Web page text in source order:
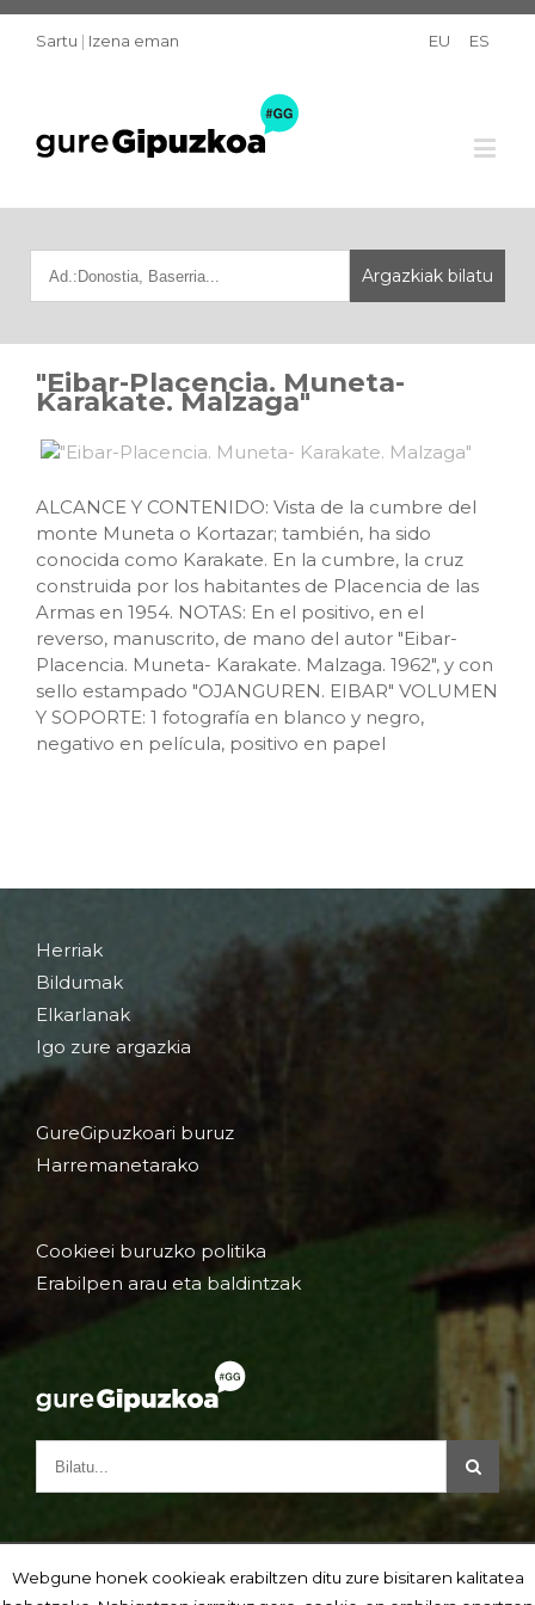
Sartu | Izena eman EU ES
"Eibar-Placencia. Muneta-
Karakate. Malzaga"
ALCANCE Y CONTENIDO: Vista de la cumbre del
monte Muneta o Kortazar; también, ha sido
conocida como Karakate. En la cumbre, la cruz
construida por los habitantes de Placencia de las
Armas en 1954. NOTAS: En el positivo, en el
reverso, manuscrito, de mano del autor "Eibar-
Placencia. Muneta- Karakate. Malzaga. 1962", y con
sello estampado "OJANGUREN. EIBAR" VOLUMEN
Y SOPORTE: 1 fotografía en blanco y negro,
negativo en película, positivo en papel
Herriak
Bildumak
Elkarlanak
Igo zure argazkia
GureGipuzkoari buruz
Harremanetarako
Cookieei buruzko politika
Erabilpen arau eta baldintzak
Webgune honek cookieak erabiltzen ditu zure bisitaren kalitatea